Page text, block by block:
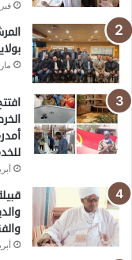
فبراير
مارس
أبريل
أبريل